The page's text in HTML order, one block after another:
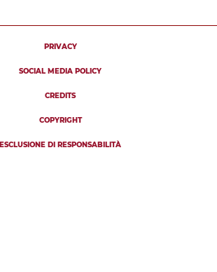
PRIVACY
SOCIAL MEDIA POLICY
CREDITS
COPYRIGHT
ESCLUSIONE DI RESPONSABILITÀ